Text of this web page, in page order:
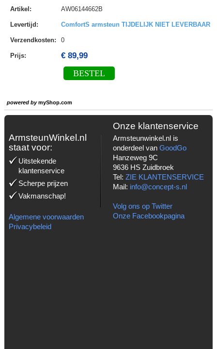
Artikel : AW06144662B
Levertijd : ComfortS armsteun TIJDELIJK NIET LEVERBAAR
Verzendkosten: 0
Prijs: € 89,99
BESTEL
powered bymyShop.com
ArmsteunWinkel.nl
staat voor:
Uitstekende
klantenservice
Scherpe prijzen
Vakmanschap!
Algemene voorwaarden
Privacybeleid
Onze klantenservice
Armsteunwinkel.nl is
onderdeel van GoodGo
Hanzeweg 9C
9636 HS Zuidbroek
Tel: ZIE KLANTENSERVICE
Mail: info@concept-s.nl
Volg ons op Twitter
Onze Facebookpagina